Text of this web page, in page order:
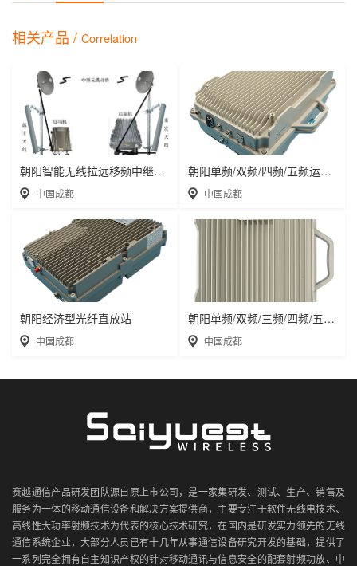
相关产品 / Correlation
朝阳智能无线拉远移频中继直放站近端机远端机
中国成都
朝阳单频/双频/四频/五频运营级数字光纤直放
中国成都
朝阳经济型光纤直放站
中国成都
朝阳单频/双频/三频/四频/五频电信级无线直
中国成都
赛越通信产品研发团队源自原上市公司，是一家集研发、测试、生产、销售及
服务为一体的移动通信设备和解决方案提供商，主要专注于软件无线电技术、
高线性大功率射频技术为代表的核心技术研究，在国内是研发实力领先的无线
通信系统企业，大部分人员已有十几年从事通信设备研究开发的基础，提供了
一系列完全拥有自主知识产权的针对移动通讯与信息安全的配套射频功放、中